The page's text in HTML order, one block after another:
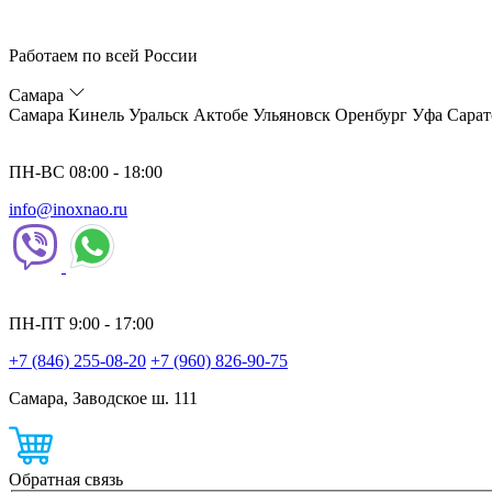
Работаем по всей России
Самара
Самара Кинель Уральск Актобе Ульяновск Оренбург Уфа
ПН-ВС 08:00 - 18:00
info@inoxnao.ru
ПН-ПТ 9:00 - 17:00
+7 (846) 255-08-20 +7 (960) 826-90-75
Самара, Заводское ш. 111
Обратная связь